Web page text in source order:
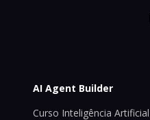
AI Agent Builder
Curso Inteligência Artificial